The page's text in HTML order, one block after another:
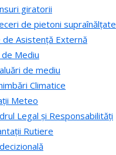
giratorii
de pietoni supraînălțate
de Asistență Externă
Mediu
de mediu
Climatice
Meteo
Legal și Responsabilități
Rutiere